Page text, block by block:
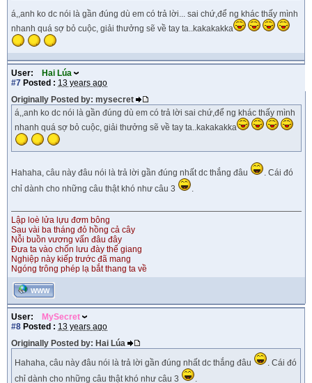
á,,anh ko dc nói là gần đúng dù em có trả lời... sai chứ,để ng khác thấy mình
nhanh quá sợ bỏ cuộc, giải thưởng sẽ về tay ta..kakakakka
User:
Hai Lúa
#7 Posted : 13 years ago
Originally Posted by: mysecret
á,,anh ko dc nói là gần đúng dù em có trả lời sai chứ,để ng khác thấy mình
nhanh quá sợ bỏ cuộc, giải thưởng sẽ về tay ta..kakakakka
Hahaha, câu này đâu nói là trả lời gần đúng nhất dc thắng đâu
. Cái đó
chỉ dành cho những câu thật khó như câu 3
.
Lập loè lửa lựu đơm bông
Sau vài ba tháng đỏ hồng cả cây
Nỗi buồn vương vấn đâu đây
Đưa ta vào chốn lưu đày thế giang
Nghiệp này kiếp trước đã mang
Ngóng trông phép lạ bắt thang ta về
WWW
User:
MySecret
#8 Posted : 13 years ago
Originally Posted by: Hai Lúa
Hahaha, câu này đâu nói là trả lời gần đúng nhất dc thắng đâu
. Cái đó
chỉ dành cho những câu thật khó như câu 3
.